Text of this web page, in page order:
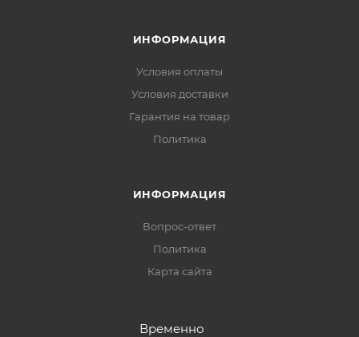
ИНФОРМАЦИЯ
Условия оплаты
Условия доставки
Гарантия на товар
Политика
ИНФОРМАЦИЯ
Вопрос-ответ
Политика
Карта сайта
Временно